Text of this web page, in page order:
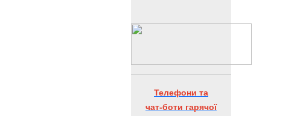
Телефони та
чат-боти гарячої